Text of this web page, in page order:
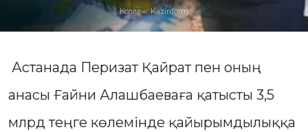
Коллаж: Kazinform
Астанада Перизат Қайрат пен оның
анасы Ғайни Алашбаеваға қатысты 3,5
млрд теңге көлемінде қайырымдылыққа